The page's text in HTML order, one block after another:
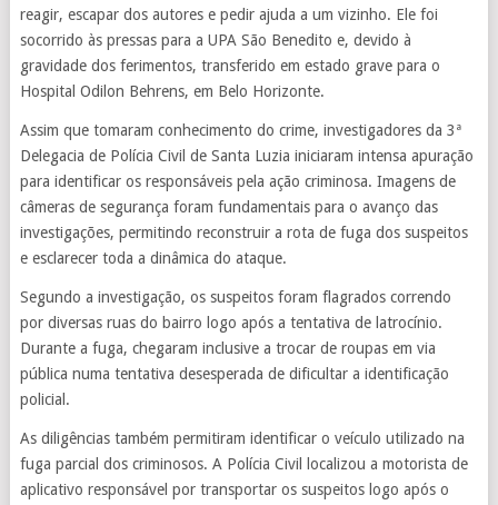
reagir, escapar dos autores e pedir ajuda a um vizinho. Ele foi
socorrido às pressas para a UPA São Benedito e, devido à
gravidade dos ferimentos, transferido em estado grave para o
Hospital Odilon Behrens, em Belo Horizonte.
Assim que tomaram conhecimento do crime, investigadores da 3ª
Delegacia de Polícia Civil de Santa Luzia iniciaram intensa apuração
para identificar os responsáveis pela ação criminosa. Imagens de
câmeras de segurança foram fundamentais para o avanço das
investigações, permitindo reconstruir a rota de fuga dos suspeitos
e esclarecer toda a dinâmica do ataque.
Segundo a investigação, os suspeitos foram flagrados correndo
por diversas ruas do bairro logo após a tentativa de latrocínio.
Durante a fuga, chegaram inclusive a trocar de roupas em via
pública numa tentativa desesperada de dificultar a identificação
policial.
As diligências também permitiram identificar o veículo utilizado na
fuga parcial dos criminosos. A Polícia Civil localizou a motorista de
aplicativo responsável por transportar os suspeitos logo após o